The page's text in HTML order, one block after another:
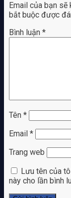
Email của bạn
bắt buộc được
Bình luận *
Tên *
Email *
Trang web
Lưu tên của
này cho lần bình